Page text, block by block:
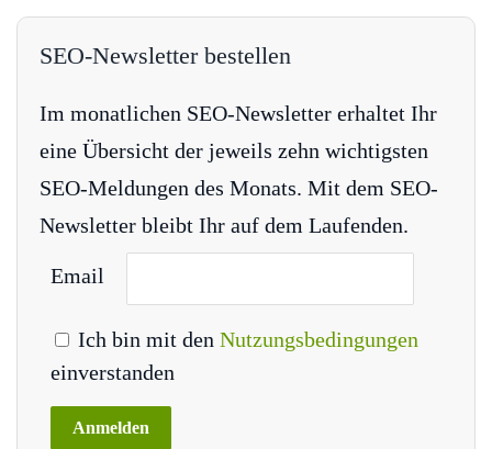
SEO-Newsletter bestellen
Im monatlichen SEO-Newsletter erhaltet Ihr
eine Übersicht der jeweils zehn wichtigsten
SEO-Meldungen des Monats. Mit dem SEO-
Newsletter bleibt Ihr auf dem Laufenden.
Email
Ich bin mit den Nutzungsbedingungen
einverstanden